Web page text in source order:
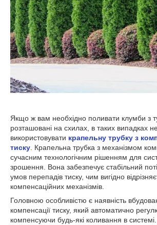
Якщо ж вам необхідно поливати клумби з
розташовані на схилах, в таких випадках
використовувати крапельну трубку з
тиску. Крапельна трубка з механізмом
сучасним технологічним рішенням для
зрошення. Вона забезпечує стабільний
умов перепадів тиску, чим вигідно
компенсаційних механізмів.
Головною особливістю є наявність
компенсації тиску, який автоматично
компенсуючи будь-які коливання в